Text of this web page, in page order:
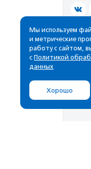
Мы используем
и метрические
работу с сайтом,
с Политикой
данных
Хорошо